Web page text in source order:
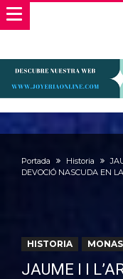
Portada Historia
DEVOCIÓ NASCUDA EN
HISTORIA
JAUME I I